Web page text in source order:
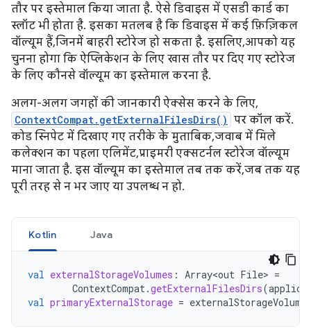
तौर पर इस्तेमाल किया जाता है. ऐसे डिवाइस में एसडी कार्ड का
स्लॉट भी होता है. इसका मतलब है कि डिवाइस में कई फ़िज़िकल
वॉल्यूम हैं, जिनमें बाहरी स्टोरेज हो सकता है. इसलिए, आपको यह
चुनना होगा कि ऐप्लिकेशन के लिए खास तौर पर दिए गए स्टोरेज
के लिए कौनसे वॉल्यूम का इस्तेमाल करना है.
अलग-अलग जगहों की जानकारी ऐक्सेस करने के लिए,
ContextCompat.getExternalFilesDirs() पर कॉल करें.
कोड स्निपेट में दिखाए गए तरीके के मुताबिक, जवाब में मिले
कलेक्शन का पहला एलिमेंट, प्राइमरी एक्सटर्नल स्टोरेज वॉल्यूम
माना जाता है. इस वॉल्यूम का इस्तेमाल तब तक करें, जब तक यह
पूरी तरह से न भर जाए या उपलब्ध न हो.
Kotlin Java
val externalStorageVolumes : Array<out File> =
ContextCompat.getExternalFilesDirs(
val primaryExternalStorage =